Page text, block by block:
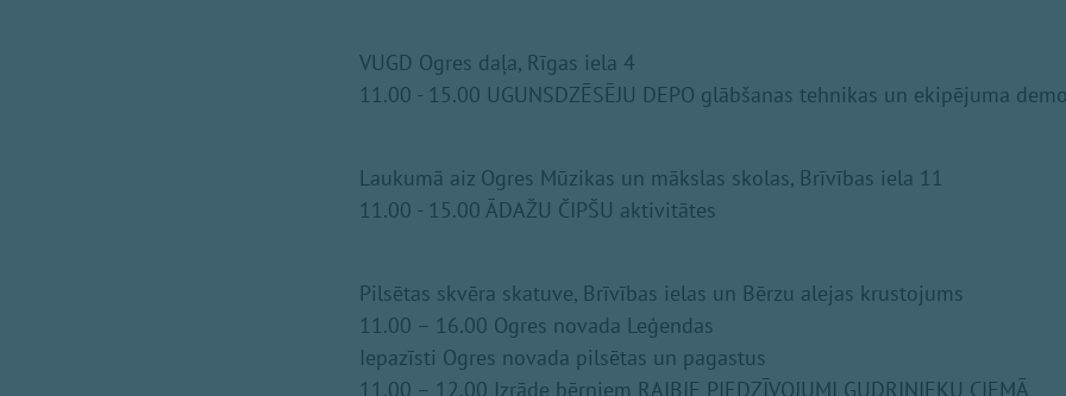
VUGD Ogres daļa, Rīgas iela 4
11.00 - 15.00 UGUNSDZĒSĒJU DEPO glābšanas tehnikas un ekipējuma
Laukumā aiz Ogres Mūzikas un mākslas skolas, Brīvības iela 11
11.00 - 15.00 ĀDAŽU ČIPŠU aktivitātes
Pilsētas skvēra skatuve, Brīvības ielas un Bērzu alejas krustojums
11.00 – 16.00 Ogres novada Leģendas
Iepazīsti Ogres novada pilsētas un pagastus
11.00 – 12.00 Izrāde bērniem RAIBIE PIEDZĪVOJUMI GUDRINIEKU CIEMĀ